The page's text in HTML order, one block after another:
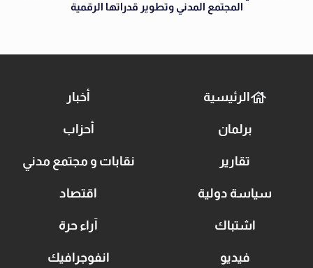
المجتمع المدني وتطوير قدراتها الرقمية
الرئيسية أخبار
برلمان أحزاب
تقارير نقابات و مجتمع مدني
سياسة دولية اقتصاد
اشتباك آراء حرة
فيديو انفوجرافيك